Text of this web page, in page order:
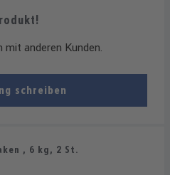
mit anderen Kunden.
schreiben
, 6 kg, 2 St.